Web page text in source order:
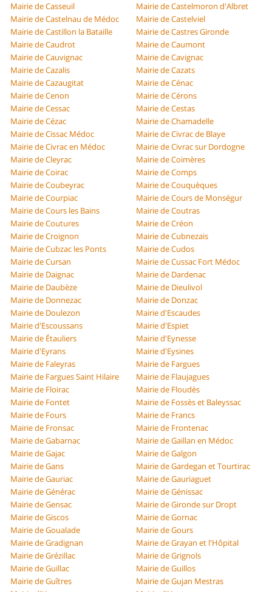
Mairie de Casseuil
Mairie de Castelmoron d'Albret
Mairie de Castelnau de Médoc
Mairie de Castelviel
Mairie de Castillon la Bataille
Mairie de Castres Gironde
Mairie de Caudrot
Mairie de Caumont
Mairie de Cauvignac
Mairie de Cavignac
Mairie de Cazalis
Mairie de Cazats
Mairie de Cazaugitat
Mairie de Cénac
Mairie de Cenon
Mairie de Cérons
Mairie de Cessac
Mairie de Cestas
Mairie de Cézac
Mairie de Chamadelle
Mairie de Cissac Médoc
Mairie de Civrac de Blaye
Mairie de Civrac en Médoc
Mairie de Civrac sur Dordogne
Mairie de Cleyrac
Mairie de Coimères
Mairie de Coirac
Mairie de Comps
Mairie de Coubeyrac
Mairie de Couquèques
Mairie de Courpiac
Mairie de Cours de Monségur
Mairie de Cours les Bains
Mairie de Coutras
Mairie de Coutures
Mairie de Créon
Mairie de Croignon
Mairie de Cubnezais
Mairie de Cubzac les Ponts
Mairie de Cudos
Mairie de Cursan
Mairie de Cussac Fort Médoc
Mairie de Daignac
Mairie de Dardenac
Mairie de Daubèze
Mairie de Dieulivol
Mairie de Donnezac
Mairie de Donzac
Mairie de Doulezon
Mairie d'Escaudes
Mairie d'Escoussans
Mairie d'Espiet
Mairie de Étauliers
Mairie d'Eynesse
Mairie d'Eyrans
Mairie d'Eysines
Mairie de Faleyras
Mairie de Fargues
Mairie de Fargues Saint Hilaire
Mairie de Flaujagues
Mairie de Floirac
Mairie de Floudès
Mairie de Fontet
Mairie de Fossès et Baleyssac
Mairie de Fours
Mairie de Francs
Mairie de Fronsac
Mairie de Frontenac
Mairie de Gabarnac
Mairie de Gaillan en Médoc
Mairie de Gajac
Mairie de Galgon
Mairie de Gans
Mairie de Gardegan et Tourtirac
Mairie de Gauriac
Mairie de Gauriaguet
Mairie de Générac
Mairie de Génissac
Mairie de Gensac
Mairie de Gironde sur Dropt
Mairie de Giscos
Mairie de Gornac
Mairie de Goualade
Mairie de Gours
Mairie de Gradignan
Mairie de Grayan et l'Hôpital
Mairie de Grézillac
Mairie de Grignols
Mairie de Guillac
Mairie de Guillos
Mairie de Guîtres
Mairie de Gujan Mestras